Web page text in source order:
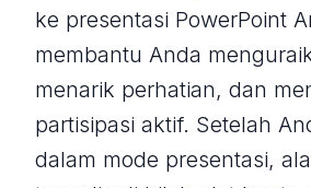
ke presentasi PowerPoint
membantu Anda
menarik perhatian, dan
partisipasi aktif. Setelah
dalam mode presentasi,